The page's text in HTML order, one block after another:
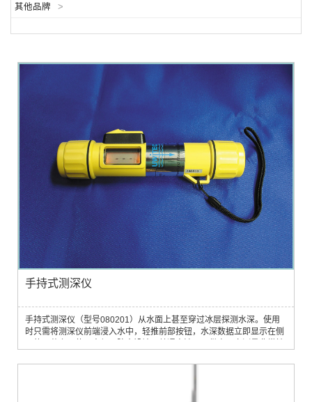
其他品牌 >
手持式测深仪
手持式测深仪（型号080201）从水面上甚至穿过冰层探测水深。使用
时只需将测深仪前端浸入水中，轻推前部按钮，水深数据立即显示在侧
常适用。